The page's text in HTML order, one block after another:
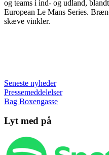
og teams i ind- og udland,
European Le Mans Series.
skæve vinkler.
Seneste nyheder
Pressemeddelelser
Bag Boxengasse
Lyt med på